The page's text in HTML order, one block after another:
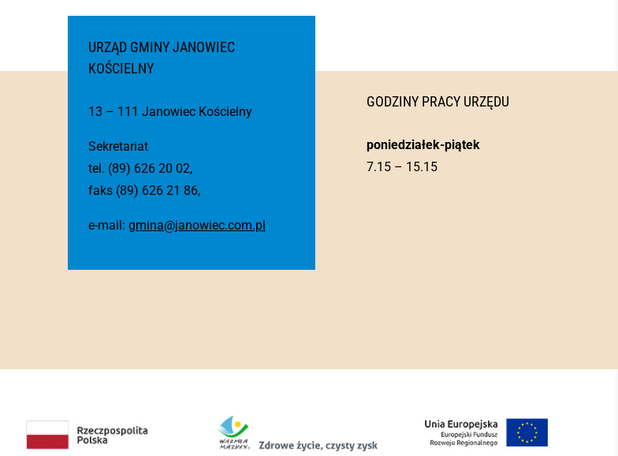
URZĄD GMINY JANOWIEC
KOŚCIELNY
13 – 111 Janowiec Kościelny
Sekretariat
tel. (89) 626 20 02,
faks (89) 626 21 86,
e-mail: gmina@janowiec.com.pl
GODZINY PRACY URZĘDU
poniedziałek-piątek
7.15 – 15.15